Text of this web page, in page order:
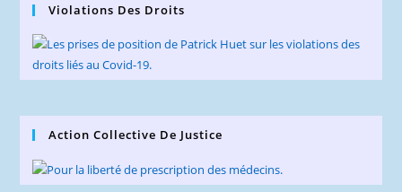
Violations Des Droits
Action Collective De Justice